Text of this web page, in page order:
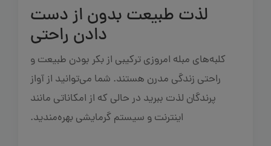
لذت طبیعت بدون از دست
دادن راحتی
کلبه‌های مبله امروزی ترکیبی از بکر بودن طبیعت و
راحتی زندگی مدرن هستند. شما می‌توانید از آواز
پرندگان لذت ببرید در حالی که از امکاناتی مانند
اینترنت و سیستم گرمایشی بهره‌مندید.